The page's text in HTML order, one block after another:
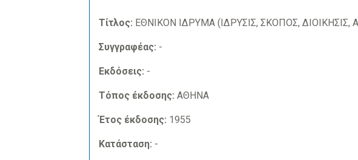
Τίτλος: ΕΘΝΙΚΟΝ ΙΔΡΥΜΑ (ΙΔΡΥΣΙΣ, ΣΚΟΠΟΣ, ΔΙΟΙΚΗΣΙΣ,
Συγγραφέας: -
Εκδόσεις: -
Τόπος έκδοσης: ΑΘΗΝΑ
Έτος έκδοσης: 1955
Κατάσταση: -